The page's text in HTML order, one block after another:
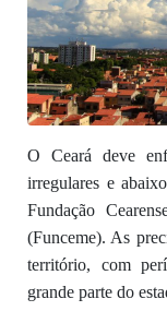
O Ceará deve
irregulares e
Fundação
(Funceme). As
território, com
grande parte do